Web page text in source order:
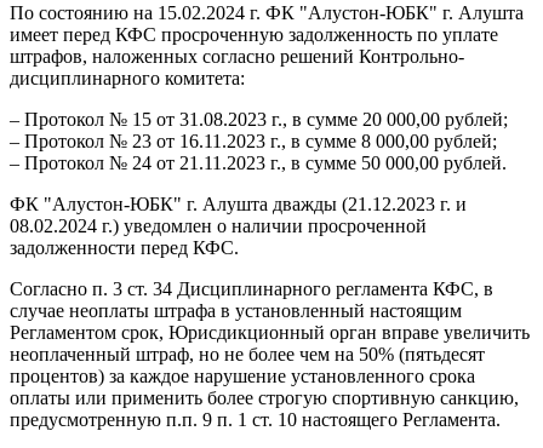
По состоянию на 15.02.2024 г. ФК "Алустон-ЮБК" г. Алушта
имеет перед КФС просроченную задолженность по уплате
штрафов, наложенных согласно решений Контрольно-
дисциплинарного комитета:
– Протокол № 15 от 31.08.2023 г., в сумме 20 000,00 рублей;
– Протокол № 23 от 16.11.2023 г., в сумме 8 000,00 рублей;
– Протокол № 24 от 21.11.2023 г., в сумме 50 000,00 рублей.
ФК "Алустон-ЮБК" г. Алушта дважды (21.12.2023 г. и
08.02.2024 г.) уведомлен о наличии просроченной
задолженности перед КФС.
Согласно п. 3 ст. 34 Дисциплинарного регламента КФС, в
случае неоплаты штрафа в установленный настоящим
Регламентом срок, Юрисдикционный орган вправе увеличить
неоплаченный штраф, но не более чем на 50% (пятьдесят
процентов) за каждое нарушение установленного срока
оплаты или применить более строгую спортивную санкцию,
предусмотренную п.п. 9 п. 1 ст. 10 настоящего Регламента.